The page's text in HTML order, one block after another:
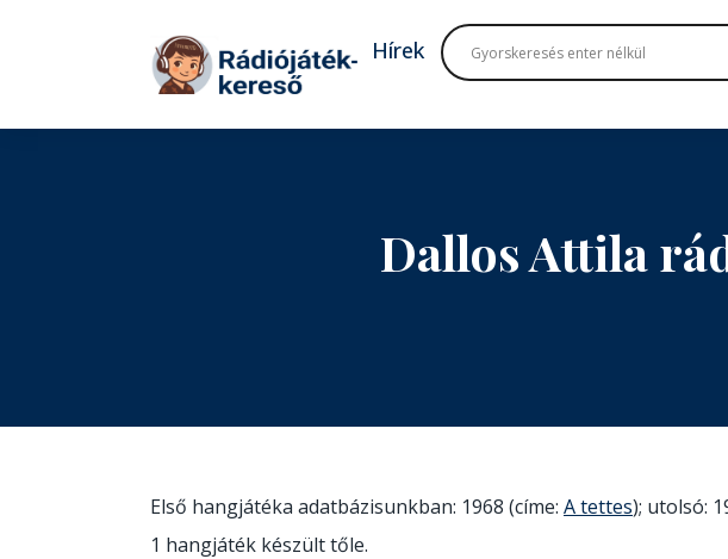
Tovább a tartalomhoz
Hírek
Dallos Attila
Első hangjátéka adatbázisunkban: 1968 (címe: A tettes); utolsó:
1 hangjáték készült tőle.